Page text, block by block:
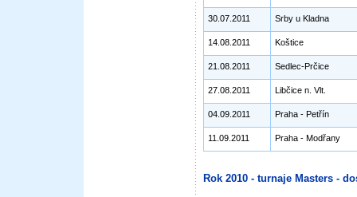
30.07.2011 Srby u Kladna
14.08.2011 Koštice
21.08.2011 Sedlec-Prčice
27.08.2011 Libčice n. Vlt.
04.09.2011 Praha - Petřín
11.09.2011 Praha - Modřany
Rok 2010 - turnaje Masters -